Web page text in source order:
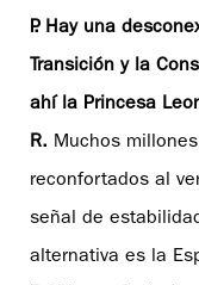
P. Hay una
Transición y la
ahí la Princesa
R. Muchos
reconfortados al
señal de
alternativa es la